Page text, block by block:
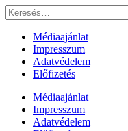
Ugrás
a
tartalomhoz
Keresés:
Médiaajánlat
Impresszum
Adatvédelem
Előfizetés
Médiaajánlat
Impresszum
Adatvédelem